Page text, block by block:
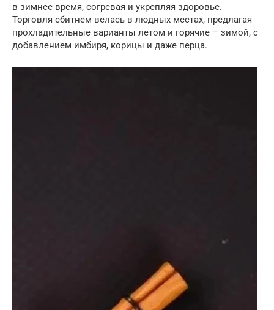
в зимнее время, согревая и укрепляя здоровье.
Торговля сбитнем велась в людных местах, предлагая
прохладительные варианты летом и горячие – зимой, с
добавлением имбиря, корицы и даже перца.